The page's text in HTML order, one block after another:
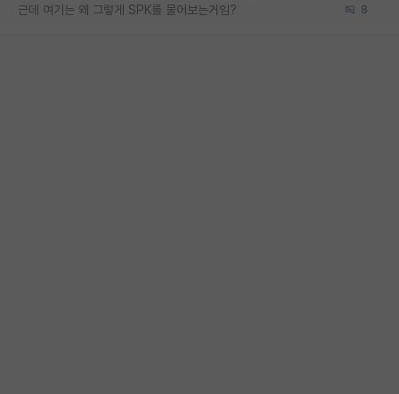
근데 여기는 왜 그렇게 SPK를 물어보는거임? 8